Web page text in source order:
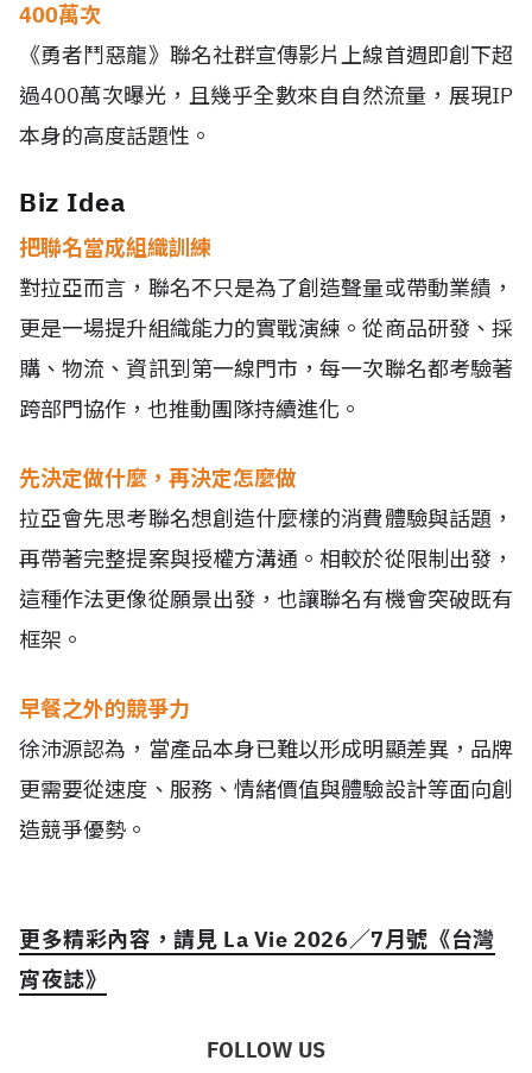
400萬次
《勇者鬥惡龍》聯名社群宣傳影片上線首週即創下超
過400萬次曝光，且幾乎全數來自自然流量，展現IP
本身的高度話題性。
Biz Idea
把聯名當成組織訓練
對拉亞而言，聯名不只是為了創造聲量或帶動業績，
更是一場提升組織能力的實戰演練。從商品研發、採
購、物流、資訊到第一線門市，每一次聯名都考驗著
跨部門協作，也推動團隊持續進化。
先決定做什麼，再決定怎麼做
拉亞會先思考聯名想創造什麼樣的消費體驗與話題，
再帶著完整提案與授權方溝通。相較於從限制出發，
這種作法更像從願景出發，也讓聯名有機會突破既有
框架。
早餐之外的競爭力
徐沛源認為，當產品本身已難以形成明顯差異，品牌
更需要從速度、服務、情緒價值與體驗設計等面向創
造競爭優勢。
更多精彩內容，請見 La Vie 2026／7月號《台灣
宵夜誌》
FOLLOW US